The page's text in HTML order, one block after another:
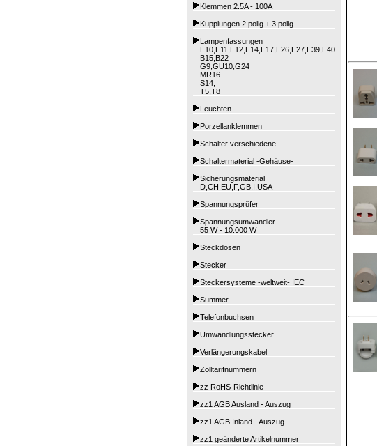
Klemmen 2.5A - 100A
Kupplungen 2 polig + 3 polig
Lampenfassungen
E10,E11,E12,E14,E17,E26,E27,E39,E40
B15,B22
G9,GU10,G24
MR16
S14,
T5,T8
Leuchten
Porzellanklemmen
Schalter verschiedene
Schaltermaterial -Gehäuse-
Sicherungsmaterial
D,CH,EU,F,GB,I,USA
Spannungsprüfer
Spannungsumwandler
55 W - 10.000 W
Steckdosen
Stecker
Steckersysteme -weltweit- IEC
Summer
Telefonbuchsen
Umwandlungsstecker
Verlängerungskabel
Zolltarifnummern
zz RoHS-Richtlinie
zz1 AGB Ausland - Auszug
zz1 AGB Inland - Auszug
zz1 geänderte Artikelnummer